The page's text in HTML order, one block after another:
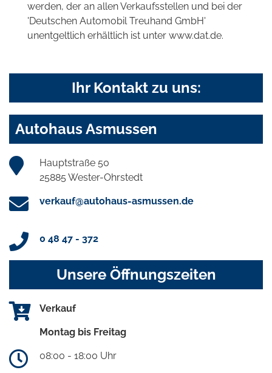
werden, der an allen Verkaufsstellen und bei der
'Deutschen Automobil Treuhand GmbH'
unentgeltlich erhältlich ist unter www.dat.de.
Ihr Kontakt zu uns:
Autohaus Asmussen
Hauptstraße 50
25885 Wester-Ohrstedt
verkauf@autohaus-asmussen.de
0 48 47 - 372
Unsere Öffnungszeiten
Verkauf
Montag bis Freitag
08:00 - 18:00 Uhr